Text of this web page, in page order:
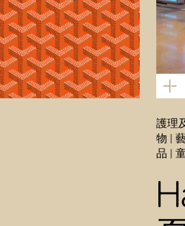
護理
物 |
品 |